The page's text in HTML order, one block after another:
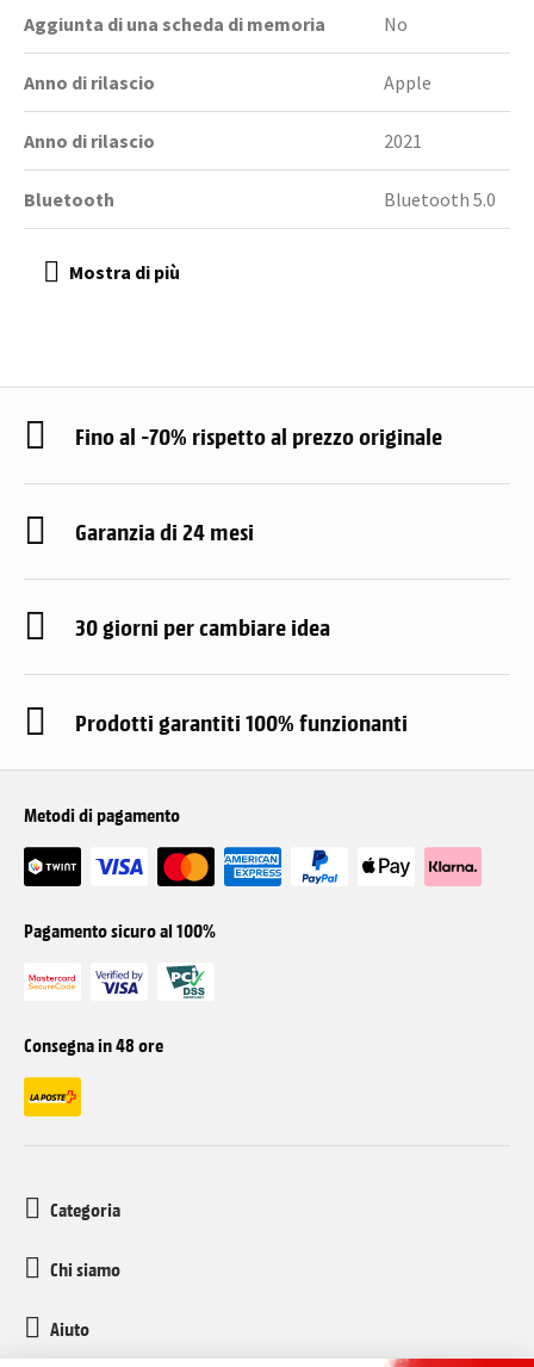
Aggiunta di una scheda di memoria No
Anno di rilascio Apple
Anno di rilascio 2021
Bluetooth Bluetooth 5.0
Fino al -70% rispetto al prezzo originale
Garanzia di 24 mesi
30 giorni per cambiare idea
Prodotti garantiti 100% funzionanti
Metodi di pagamento
Pagamento sicuro al 100%
Consegna in 48 ore
Categoria
Chi siamo
Aiuto